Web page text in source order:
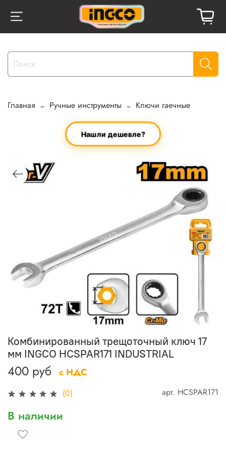
Главная Ручные инструменты Ключи гаечные
Нашли дешевле?
(0) арт. HCSPAR171
Комбинированный трещоточный ключ 17
мм INGCO HCSPAR171 INDUSTRIAL
400 руб с НДС
В наличии